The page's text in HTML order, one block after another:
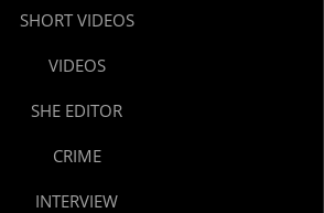
SHORT VIDEOS
VIDEOS
SHE EDITOR
CRIME
INTERVIEW